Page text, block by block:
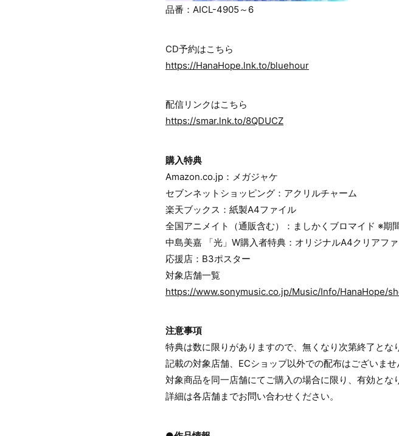
品番：AICL-4905～6
CD予約はこちら
https://HanaHope.lnk.to/bluehour
配信リンクはこちら
https://smar.lnk.to/8QDUCZ
購入特典
Amazon.co.jp：メガジャケ
セブンネットショッピング：アクリルチャーム
楽天ブックス：紙製A4ファイル
全国アニメイト（通販含む）：ましかくブロマイド ※期
中島美嘉 「光」W購入者特典：オリジナルA4クリアフ
応援店：B3ポスター
対象店舗一覧
https://www.sonymusic.co.jp/Music/Info/HanaHope/
注意事項
特典は数に限りがありますので、無くなり次第終了とな
記載の対象店舗、ECショップ以外での配布はございませ
対象商品を同一店舗にてご購入の場合に限り、有効とな
詳細は各店舗までお問い合わせください。